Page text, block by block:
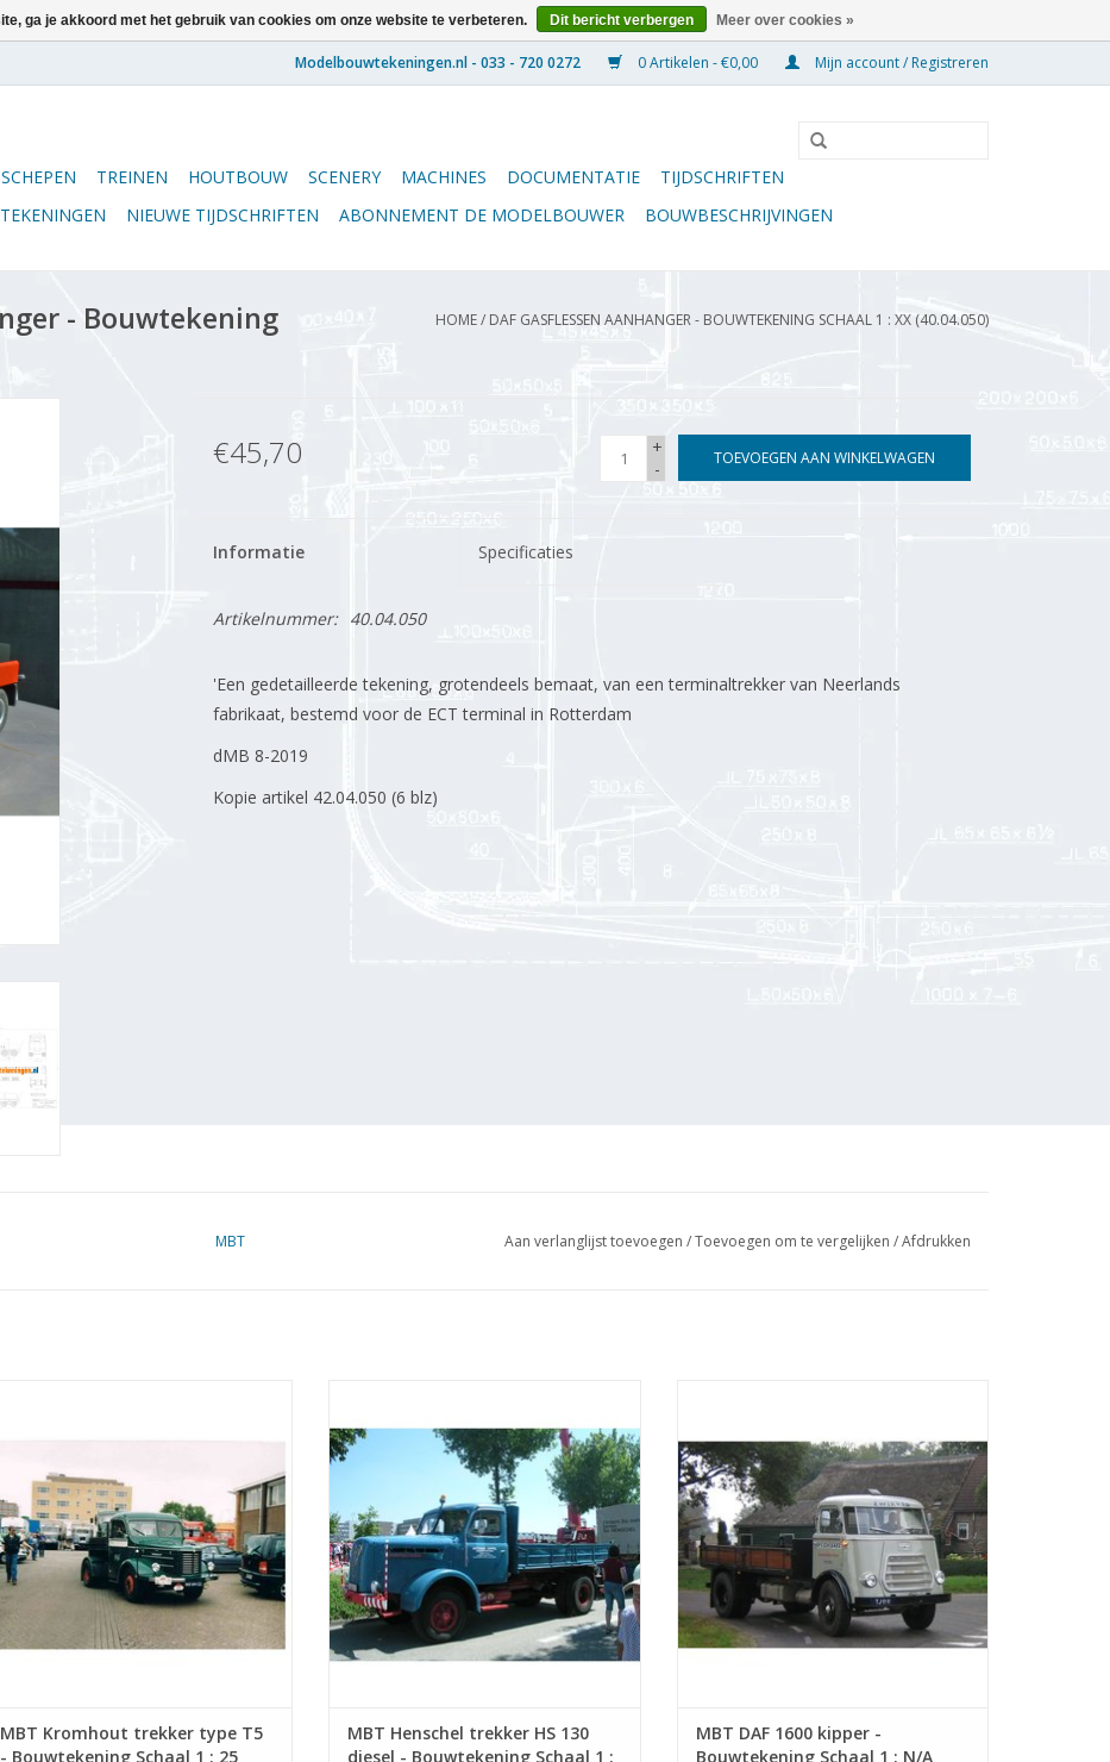
0 Artikelen - €0,00 Mijn account / Registreren
SCHEPEN TREINEN HOUTBOUW SCENERY MACHINES DOCUMENTATIE
TIJDSCHRIFTEN
NIEUWE TIJDSCHRIFTEN ABONNEMENT DE MODELBOUWER BOUWBESCHRIJVINGEN
- Bouwtekening
HOME/ DAF GASFLESSEN AANHANGER - BOUWTEKENING SCHAAL 1 : XX (40.04.050)
€45,70
+
-
TOEVOEGEN AAN WINKELWAGEN
Informatie Specificaties
Artikelnummer: 40.04.050
'Een gedetailleerde tekening, grotendeels bemaat, van een terminaltrekker van Neerlands
fabrikaat, bestemd voor de ECT terminal in Rotterdam
dMB 8-2019
Kopie artikel 42.04.050 (6 blz)
MBT Aan verlanglijst toevoegen /Toevoegen om te vergelijken /Afdrukken
MBT Kromhout trekker type T5
- Bouwtekening Schaal 1 : 25
TOEVOEGEN AAN WINKELWAGEN
MBT Henschel trekker HS 130
diesel - Bouwtekening Schaal 1 :
TOEVOEGEN AAN WINKELWAGEN
MBT DAF 1600 kipper -
Bouwtekening Schaal 1 : N/A
ga je akkoord met het gebruik van cookies om onze website te verbeteren. Dit bericht verbergen Meer over cookies »